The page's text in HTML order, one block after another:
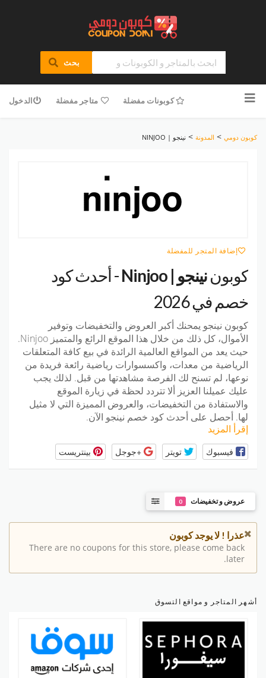
بحث
للمحتوى
كوبونات مفضلة متاجر مفضلة الدخول
كوبون دومي > المدونة > نينجو | NINJOO
إضافة المتجر للمفضلة
كوبوننينجو | Ninjoo
- أحدث كود
خصم في 2026
كوبون نينجو يمحنك أكبر العروض والتخفيضات وتوفير
الأموال، كل ذلك من خلال هذا الموقع الرائع والمتميز Ninjoo.
حيث يعد من المواقع العالمية الرائدة في بيع كافة المتعلقات
الرياضية من معدات، واكسسوارات رياضية رائعة فريدة من
نوعها، لم تسنح لك الفرصة مشاهدتها من قبل. لذلك يجب
عليك عميلنا العزيز ألا تتردد لحظة في زيارة الموقع
والاستفادة من التخفيضات، والعروض المميزة التي لا مثيل
لها. أحصل على أحدث كود خصم نينجو الآن.
إقرأ المزيد
فيسبوك تويتر +جوجل بينتريست
عروض و تخفيضات 0
عذرا ! لا يوجد كوبون
There are no coupons for this store, please come back
later.
أشهر المتاجر و مواقع التسوق